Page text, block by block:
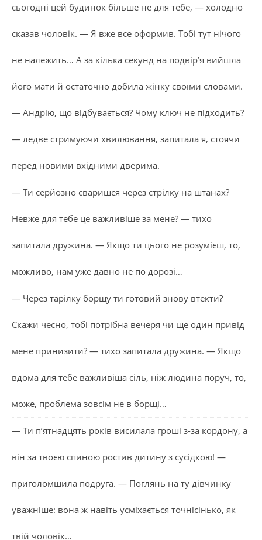
сьогодні цей будинок більше не для тебе, — холодно
сказав чоловік. — Я вже все оформив. Тобі тут нічого
не належить… А за кілька секунд на подвір’я вийшла
його мати й остаточно добила жінку своїми словами.
— Андрію, що відбувається? Чому ключ не підходить?
— ледве стримуючи хвилювання, запитала я, стоячи
перед новими вхідними дверима.
— Ти серйозно сваришся через стрілку на штанах?
Невже для тебе це важливіше за мене? — тихо
запитала дружина. — Якщо ти цього не розумієш, то,
можливо, нам уже давно не по дорозі…
— Через тарілку борщу ти готовий знову втекти?
Скажи чесно, тобі потрібна вечеря чи ще один привід
мене принизити? — тихо запитала дружина. — Якщо
вдома для тебе важливіша сіль, ніж людина поруч, то,
може, проблема зовсім не в борщі…
— Ти п’ятнадцять років висилала гроші з-за кордону, а
він за твоєю спиною ростив дитину з сусідкою! —
приголомшила подруга. — Поглянь на ту дівчинку
уважніше: вона ж навіть усміхається точнісінько, як
твій чоловік…